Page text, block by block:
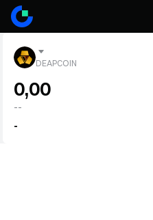
DEAPCOIN
0,00
--
-